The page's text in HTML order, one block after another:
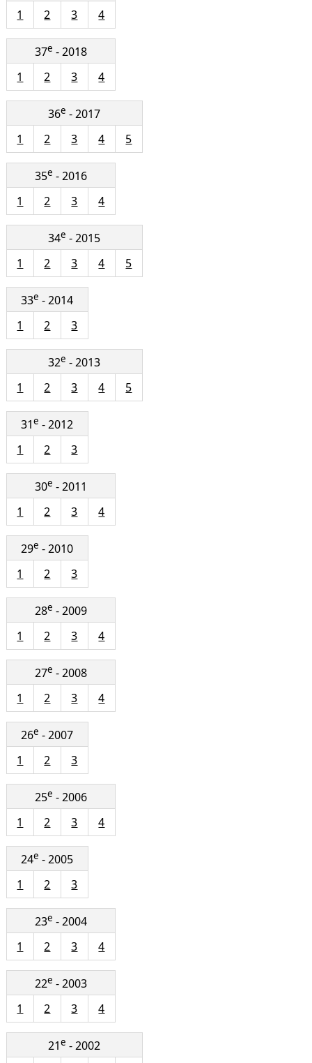
1
2 3 4
37e - 2018
1
2 3 4
36e - 2017
1
2 3 4 5
35e - 2016
1
2 3 4
34e - 2015
1
2 3 4 5
33e - 2014
1
2 3
32e - 2013
1
2 3 4 5
31e - 2012
1
2 3
30e - 2011
1
2 3 4
29e - 2010
1
2 3
28e - 2009
1
2 3 4
27e - 2008
1
2 3 4
26e - 2007
1
2 3
25e - 2006
1
2 3 4
24e - 2005
1
2 3
23e - 2004
1
2 3 4
22e - 2003
1
2 3 4
21e - 2002